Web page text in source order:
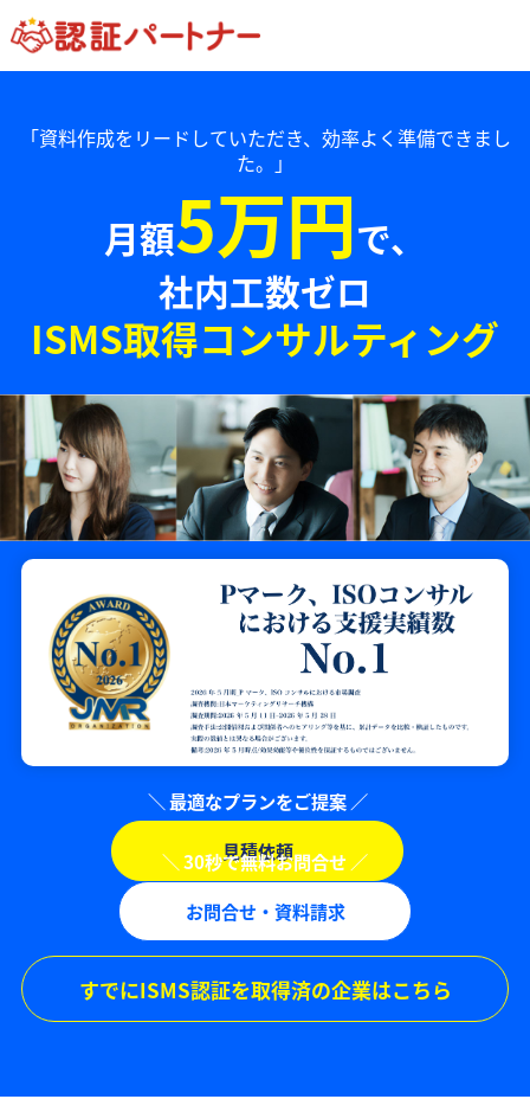
「資料作成をリードしていただき、効率よく準備できまし
た。」
月額5万円で、
社内工数ゼロ
ISMS取得コンサルティング
見積依頼
お問合せ・資料請求
すでにISMS認証を取得済の企業はこちら